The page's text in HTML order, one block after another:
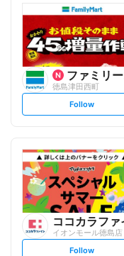
ファミリーマート
徳島津田西町
s
t
l
o
w
Follow
イオンモール徳島店
s
Follow